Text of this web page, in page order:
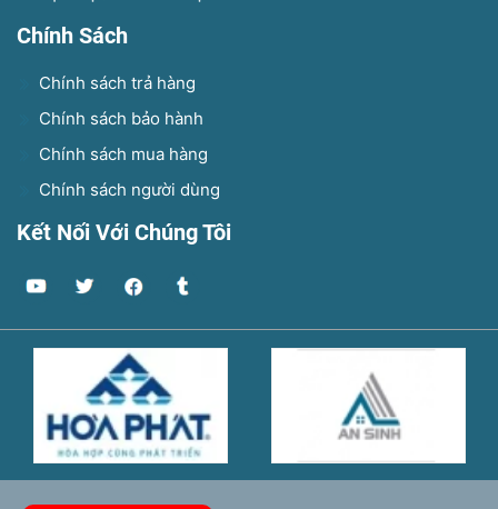
Chính Sách
Chính sách trả hàng
Chính sách bảo hành
Chính sách mua hàng
Chính sách người dùng
Kết Nối Với Chúng Tôi